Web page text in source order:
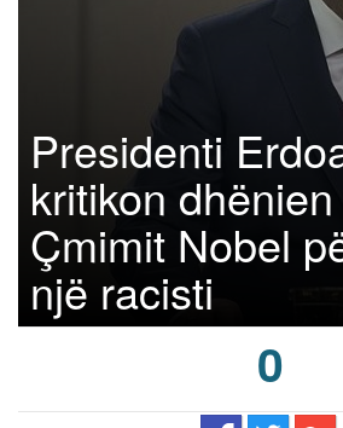
Presidenti
kritikon
Çmimit Nobel
një racisti
0